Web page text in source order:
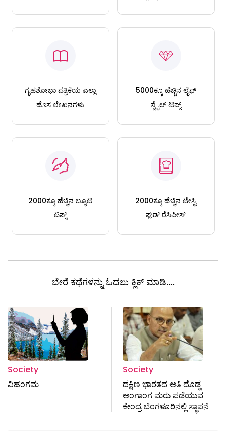
ಗೃಹಶೋಭಾ ಪತ್ರಿಕೆಯ ಎಲ್ಲಾ
ಹೊಸ ಲೇಖನಗಳು
5000ಕ್ಕೂ ಹೆಚ್ಚಿನ ಲೈಫ್
ಸ್ಟೈಲ್ ಟಿಪ್ಸ್
2000ಕ್ಕೂ ಹೆಚ್ಚಿನ ಬ್ಯೂಟಿ
ಟಿಪ್ಸ್
2000ಕ್ಕೂ ಹೆಚ್ಚಿನ ಟೇಸ್ಟಿ
ಫುಡ್ ರೆಸಿಪೀಸ್
ಬೇರೆ ಕಥೆಗಳನ್ನು ಓದಲು ಕ್ಲಿಕ್ ಮಾಡಿ....
Society
ವಿಹಂಗಮ
Society
ದಕ್ಷಿಣ ಭಾರತದ ಅತಿ ದೊಡ್ಡ
ಅಂಗಾಂಗ ಮರು ಪಡೆಯುವ
ಕೇಂದ್ರ ಬೆಂಗಳೂರಿನಲ್ಲಿ ಸ್ಥಾಪನೆ